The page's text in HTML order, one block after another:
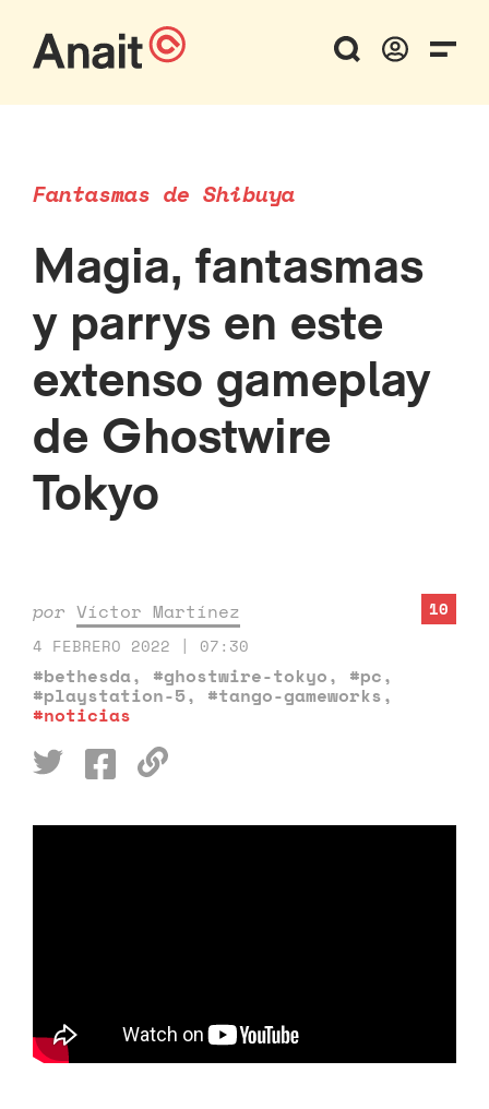
Fantasmas de Shibuya
Magia, fantasmas
y parrys en este
extenso gameplay
de Ghostwire
Tokyo
por Víctor Martínez
4 FEBRERO 2022 | 07:30
#bethesda, #ghostwire-tokyo, #pc,
#playstation-5, #tango-gameworks,
#noticias
10